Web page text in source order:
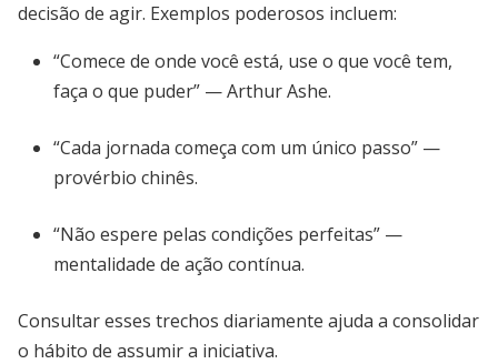
decisão de agir. Exemplos poderosos incluem:
“Comece de onde você está, use o que você tem,
faça o que puder” — Arthur Ashe.
“Cada jornada começa com um único passo” —
provérbio chinês.
“Não espere pelas condições perfeitas” —
mentalidade de ação contínua.
Consultar esses trechos diariamente ajuda a consolidar
o hábito de assumir a iniciativa.